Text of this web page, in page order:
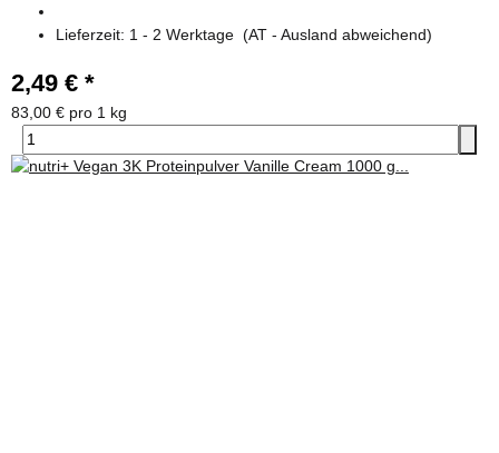
Lieferzeit: 1 - 2 Werktage (AT - Ausland abweichend)
2,49 € *
83,00 € pro 1 kg